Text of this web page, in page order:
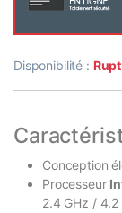
Disponibilité :
Conception
Processeur
2.4 GHz / 4.2